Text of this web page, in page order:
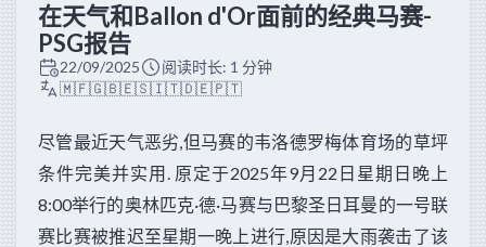
在天气和Ballon d'Or面前的经典马赛-
PSG报告
22/09/2025
阅读时长: 1 分钟
🇲🇫🇬🇧🇪🇸🇮🇹🇩🇪🇵🇹
尽管最近天气恶劣,但马赛的韦洛德罗梅体育场的草坪
条件完美并实用. 原定于2025年9月22日星期日晚上
8:00举行的奥林匹克·德·马赛与巴黎圣日耳曼的一号联
赛比赛被推迟至星期一晚上进行,原因是大雨袭击了该